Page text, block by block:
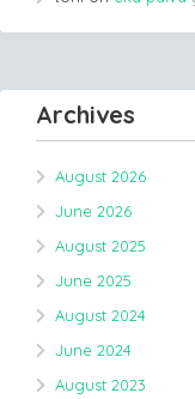
Archives
August 2026
June 2026
August 2025
June 2025
August 2024
June 2024
August 2023